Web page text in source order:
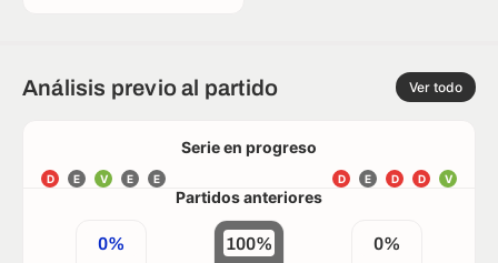
Análisis previo al partido Ver todo
Serie en progreso
D E V E E V
D
D
E
D
Partidos anteriores
0% 100% 0%